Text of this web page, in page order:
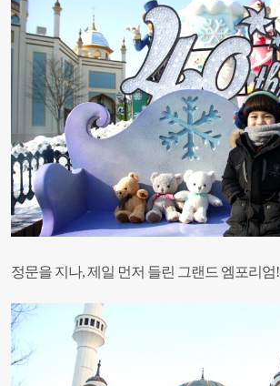
정문을 지나, 제일 먼저 들린 그랜드 엠포리엄!